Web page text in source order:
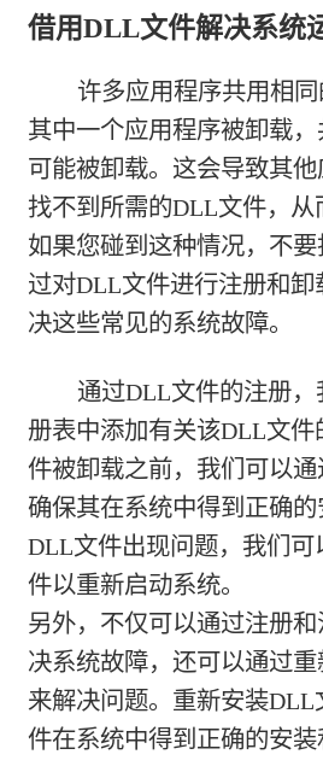
借用DLL文件解决系统
许多应用程序共用相
其中一个应用程序被卸载
可能被卸载。这会导致其
找不到所需的DLL文件，从
如果您碰到这种情况，不
过对DLL文件进行注册和
决这些常见的系统故障。
通过DLL文件的注册
册表中添加有关该DLL文
件被卸载之前，我们可以
确保其在系统中得到正确
DLL文件出现问题，我们
件以重新启动系统。
另外，不仅可以通过注册
决系统故障，还可以通过
来解决问题。重新安装
件在系统中得到正确的安装